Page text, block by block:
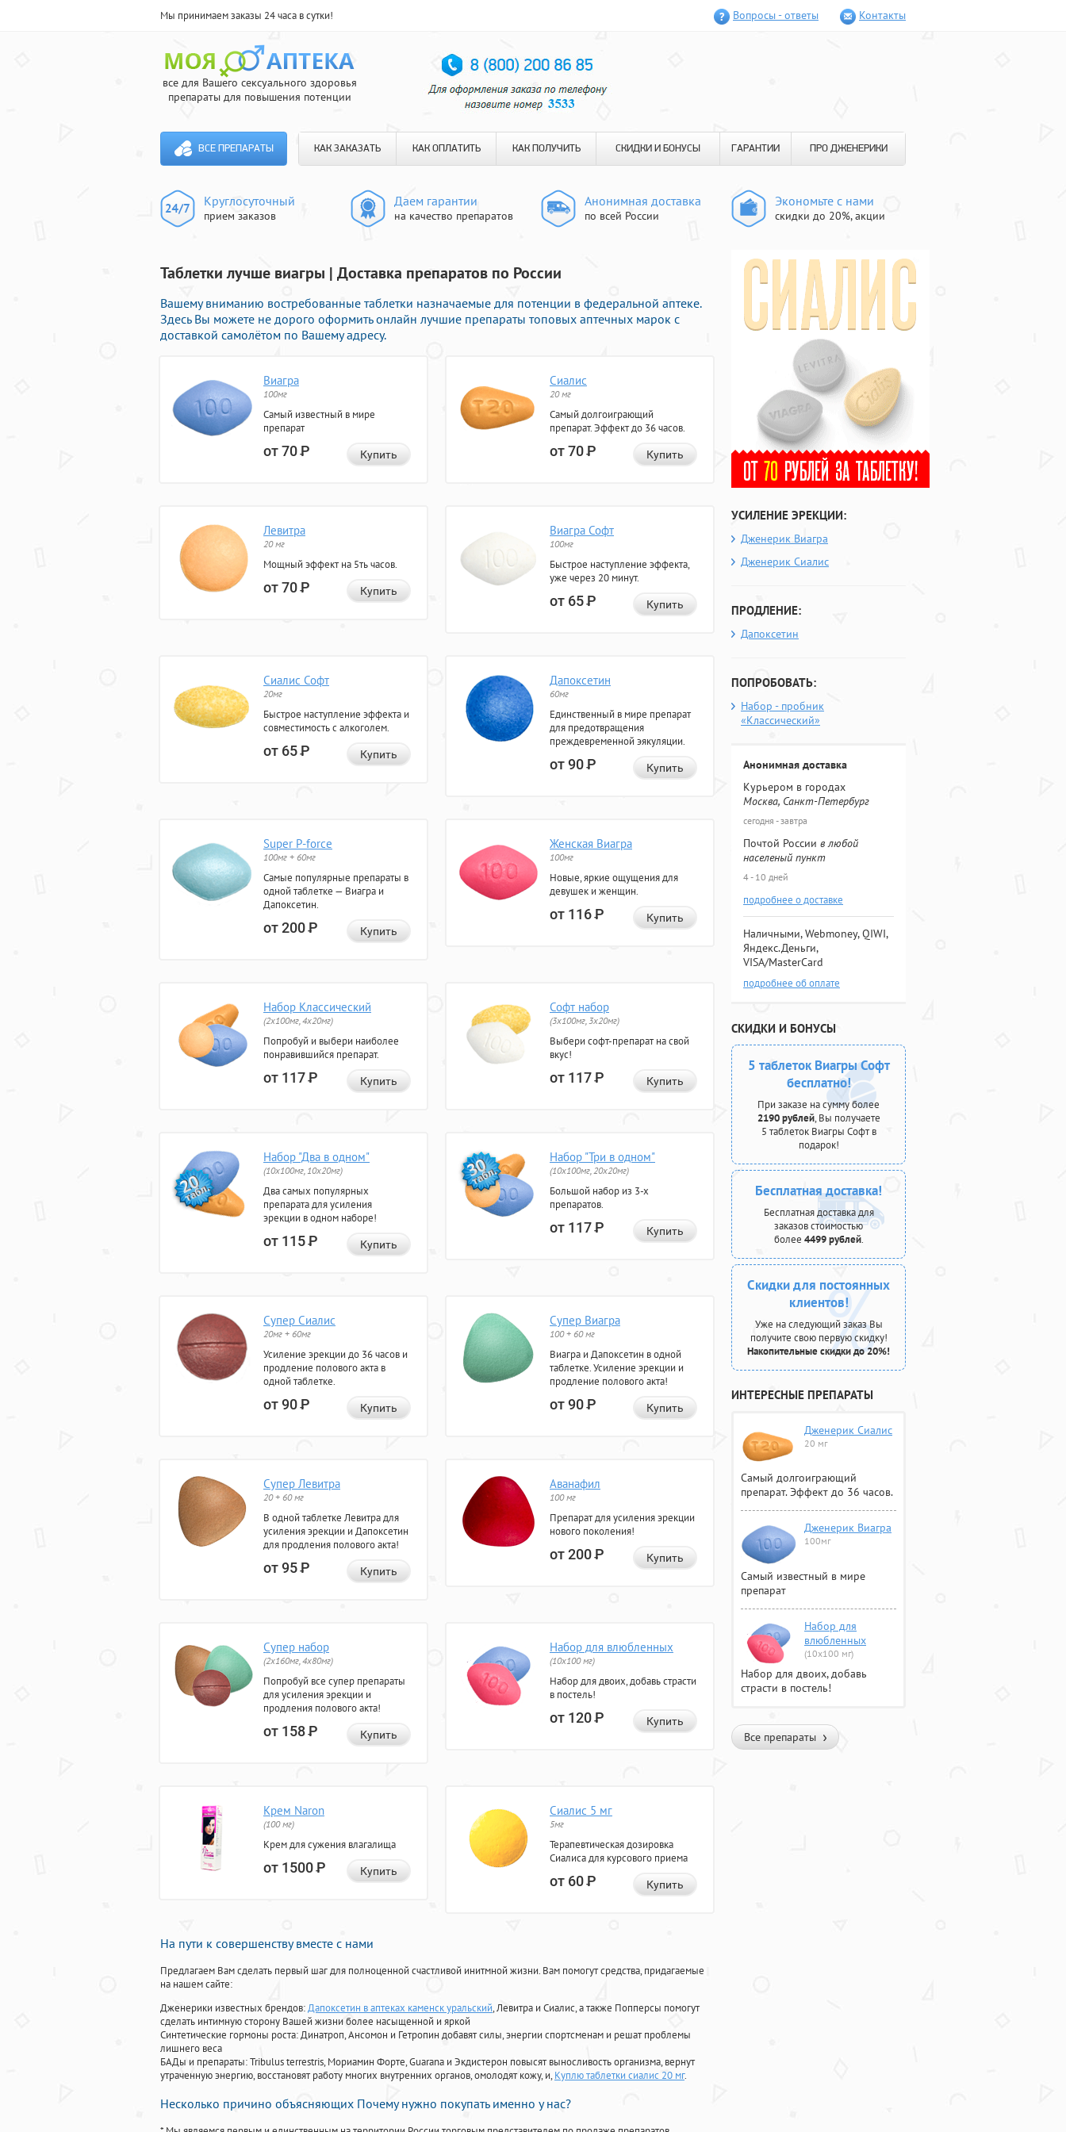
Мы принимаем заказы 24 часа в сутки! Вопросы - ответы Контакты
все для Вашего сексуального здоровья
препараты для повышения потенции
ВСЕ ПРЕПАРАТЫ КАК ЗАКАЗАТЬ КАК ОПЛАТИТЬ КАК ПОЛУЧИТЬ СКИДКИ И БОНУСЫ ГАРАНТИИ ПРО ДЖЕНЕРИКИ
Круглосуточный
прием заказов
Даем гарантии
на качество препаратов
Анонимная доставка
по всей России
Экономьте с нами
скидки до 20%, акции
Таблетки лучше виагры | Доставка препаратов по России
Вашему вниманию востребованные таблетки назначаемые для потенции в федеральной аптеке.
Здесь Вы можете не дорого оформить онлайн лучшие препараты топовых аптечных марок с
доставкой самолётом по Вашему адресу.
Виагра
100мг
Самый известный в мире
препарат
от 70Р Купить
Сиалис
20 мг
Самый долгоиграющий
препарат. Эффект до 36 часов.
от 70Р Купить
Левитра
20 мг
Мощный эффект на 5ть часов.
от 70Р Купить
Виагра Софт
100мг
Быстрое наступление эффекта,
уже через 20 минут.
от 65Р Купить
Сиалис Софт
20мг
Быстрое наступление эффекта и
совместимость с алкоголем.
от 65Р Купить
Дапоксетин
60мг
Единственный в мире препарат
для предотвращения
преждевременной эякуляции.
от 90Р Купить
Super P-force
100мг + 60мг
Самые популярные препараты в
одной таблетке — Виагра и
Дапоксетин.
от 200Р Купить
Женская Виагра
100мг
Новые, яркие ощущения для
девушек и женщин.
от 116Р Купить
Набор Классический
(2x100мг, 4x20мг)
Попробуй и выбери наиболее
понравившийся препарат.
от 117Р Купить
Софт набор
(3x100мг, 3x20мг)
Выбери софт-препарат на свой
вкус!
от 117Р Купить
Набор "Два в одном"
(10x100мг, 10x20мг)
Два самых популярных
препарата для усиления
эрекции в одном наборе!
от 115Р Купить
Набор "Три в одном"
(10x100мг, 20x20мг)
Большой набор из 3-х
препаратов.
от 117Р Купить
Супер Сиалис
20мг + 60мг
Усиление эрекции до 36 часов и
продление полового акта в
одной таблетке.
от 90Р Купить
Супер Виагра
100 + 60 мг
Виагра и Дапоксетин в одной
таблетке. Усиление эрекции и
продление полового акта!
от 90Р Купить
Супер Левитра
20 + 60 мг
В одной таблетке Левитра для
усиления эрекции и Дапоксетин
для продления полового акта!
от 95Р Купить
Аванафил
100 мг
Препарат для усиления эрекции
нового поколения!
от 200Р Купить
Супер набор
(2х160мг, 4х80мг)
Попробуй все супер препараты
для усиления эрекции и
продления полового акта!
от 158Р Купить
Набор для влюбленных
(10х100 мг)
Набор для двоих, добавь страсти
в постель!
от 120Р Купить
Крем Naron
(100 мг)
Крем для сужения влагалища
от 1500Р Купить
Сиалис 5 мг
5мг
Терапевтическая дозировка
Сиалиса для курсового приема
от 60Р Купить
На пути к совершенству вместе с нами
Предлагаем Вам сделать первый шаг для полноценной счастливой инитмной жизни. Вам помогут средства, придагаемые
на нашем сайте:
Дженерики известных брендов:Дапоксетин в аптеках каменск уральский, Левитра и Сиалис, а также Попперсы помогут
сделать интимную сторону Вашей жизни более насыщенной и яркой
Синтетические гормоны роста: Динатроп, Ансомон и Гетропин добавят силы, энергии спортсменам и решат проблемы
лишнего веса
БАДы и препараты:Tribulus terrestris, Мориамин Форте, Guarana и Экдистерон повысят выносливость организма, вернут
утраченную энергию, восстановят работу многих внутренних органов, омолодят кожу, и, Куплю таблетки сиалис 20 мг.
Несколько причино объясняющих Почему нужно покупать именно у нас?
УСИЛЕНИЕ ЭРЕКЦИИ:
Дженерик Виагра
Дженерик Сиалис
ПРОДЛЕНИЕ:
Дапоксетин
ПОПРОБОВАТЬ:
Набор - пробник
«Классический»
Анонимная доставка
Курьером в городах
Москва, Санкт-Петербург
сегодня - завтра
Почтой России в любой
населеный пункт
4 - 10 дней
подробнее о доставке
Наличными, Webmoney, QIWI,
Яндекс.Деньги,
VISA/MasterCard
подробнее об оплате
СКИДКИ И БОНУСЫ
5 таблеток Виагры Софт
бесплатно!
При заказе на сумму более
2190 рублей, Вы получаете
5 таблеток Виагры Софт в
подарок!
Бесплатная доставка!
Бесплатная доставка для
заказов стоимостью
более 4499 рублей.
Скидки для постоянных
клиентов!
Уже на следующий заказ Вы
получите свою первую скидку!
Накопительные скидки до 20%!
ИНТЕРЕСНЫЕ ПРЕПАРАТЫ
Дженерик Сиалис
20 мг
Самый долгоиграющий
препарат. Эффект до 36 часов.
Дженерик Виагра
100мг
Самый известный в мире
препарат
Набор для
влюбленных
(10х100 мг)
Набор для двоих, добавь
страсти в постель!
Все препараты